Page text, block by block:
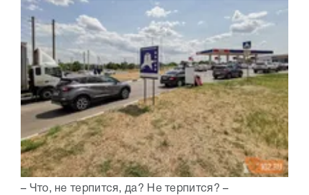
– Что, не терпится, да? Не терпится? –